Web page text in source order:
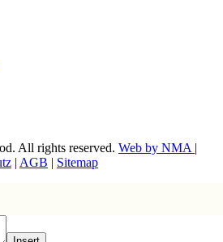
All rights reserved. Web by NMA |
| AGB | Sitemap